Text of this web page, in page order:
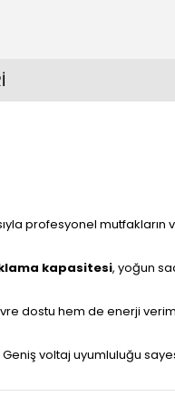
profesyonel mutfakların
kapasitesi, yoğun
dostu hem de enerji
voltaj uyumluluğu